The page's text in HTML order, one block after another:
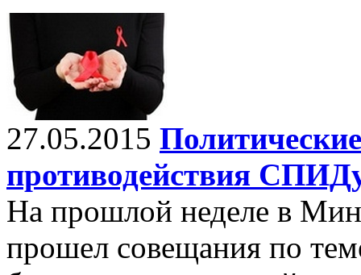
27.05.2015
противодействия
На прошлой неделе в
прошел совещания по